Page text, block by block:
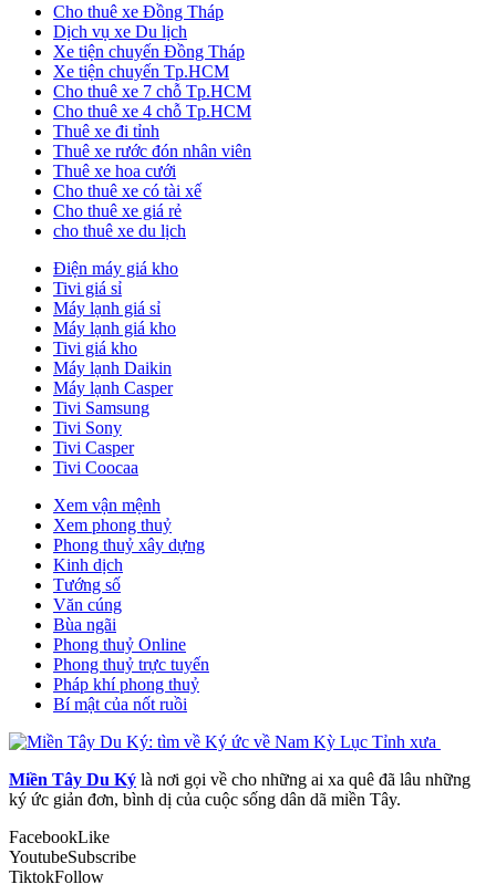
Cho thuê xe Đồng Tháp
Dịch vụ xe Du lịch
Xe tiện chuyến Đồng Tháp
Xe tiện chuyến Tp.HCM
Cho thuê xe 7 chỗ Tp.HCM
Cho thuê xe 4 chỗ Tp.HCM
Thuê xe đi tỉnh
Thuê xe rước đón nhân viên
Thuê xe hoa cưới
Cho thuê xe có tài xế
Cho thuê xe giá rẻ
cho thuê xe du lịch
Điện máy giá kho
Tivi giá sỉ
Máy lạnh giá sỉ
Máy lạnh giá kho
Tivi giá kho
Máy lạnh Daikin
Máy lạnh Casper
Tivi Samsung
Tivi Sony
Tivi Casper
Tivi Coocaa
Xem vận mệnh
Xem phong thuỷ
Phong thuỷ xây dựng
Kinh dịch
Tướng số
Văn cúng
Bùa ngãi
Phong thuỷ Online
Phong thuỷ trực tuyến
Pháp khí phong thuỷ
Bí mật của nốt ruồi
Miền Tây Du Ký là nơi gọi về cho những ai xa quê đã lâu những
ký ức giản đơn, bình dị của cuộc sống dân dã miền Tây.
FacebookLike
YoutubeSubscribe
TiktokFollow